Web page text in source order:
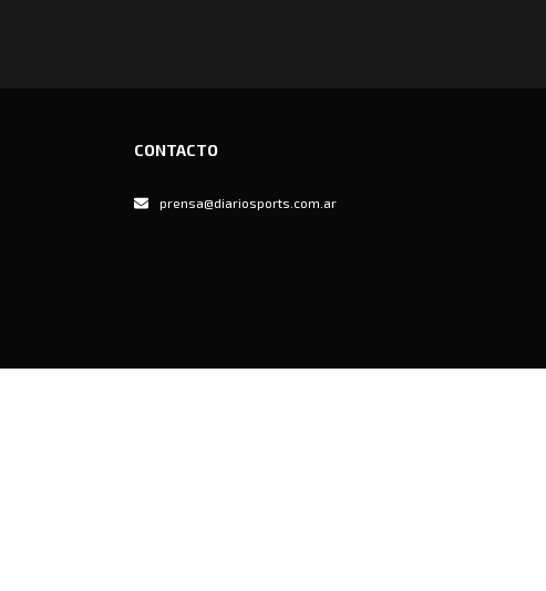
CONTACTO
prensa@diariosports.com.ar